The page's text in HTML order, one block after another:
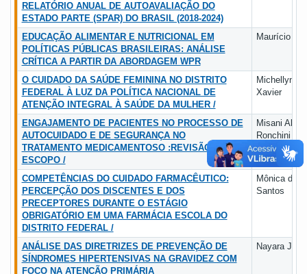
RELATÓRIO ANUAL DE AUTOAVALIAÇÃO DO
ESTADO PARTE (SPAR) DO BRASIL (2018-2024)
EDUCAÇÃO ALIMENTAR E NUTRICIONAL EM
POLÍTICAS PÚBLICAS BRASILEIRAS: ANÁLISE
CRÍTICA A PARTIR DA ABORDAGEM WPR
Maurício
O CUIDADO DA SAÚDE FEMININA NO DISTRITO
FEDERAL À LUZ DA POLÍTICA NACIONAL DE
ATENÇÃO INTEGRAL À SAÚDE DA MULHER /
Michellyne
Xavier
ENGAJAMENTO DE PACIENTES NO PROCESSO DE
AUTOCUIDADO E DE SEGURANÇA NO
TRATAMENTO MEDICAMENTOSO :REVISÃO DE
ESCOPO /
Misani
Ronchini
COMPETÊNCIAS DO CUIDADO FARMACÊUTICO:
PERCEPÇÃO DOS DISCENTES E DOS
PRECEPTORES DURANTE O ESTÁGIO
OBRIGATÓRIO EM UMA FARMÁCIA ESCOLA DO
DISTRITO FEDERAL /
Mônica de
Santos
ANÁLISE DAS DIRETRIZES DE PREVENÇÃO DE
SÍNDROMES HIPERTENSIVAS NA GRAVIDEZ COM
FOCO NA ATENÇÃO PRIMÁRIA
Nayara